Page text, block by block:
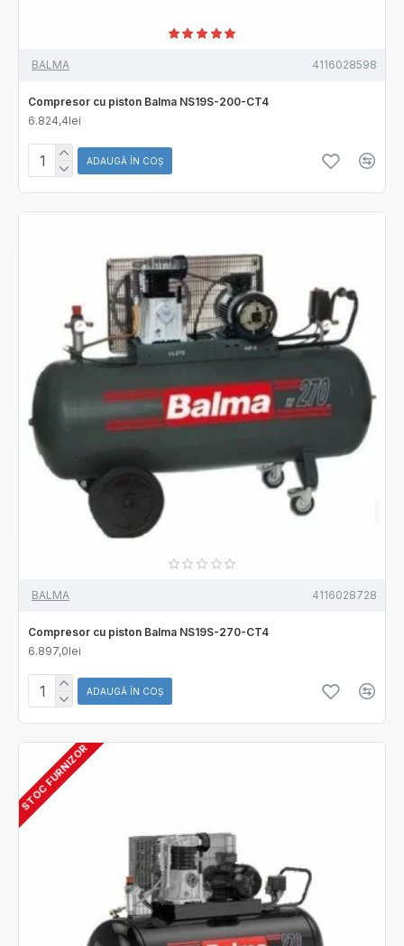
BALMA 4116028598
Compresor cu piston Balma NS19S-200-CT4
6.824,4lei
ADAUGĂ ÎN COŞ
BALMA 4116028728
Compresor cu piston Balma NS19S-270-CT4
6.897,0lei
ADAUGĂ ÎN COŞ
STOC FURNIZOR